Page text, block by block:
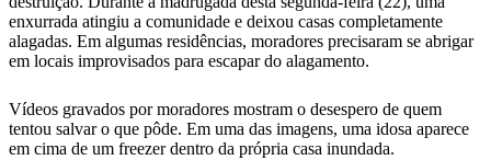
enxurrada atingiu a comunidade e deixou casas completamente
alagadas. Em algumas residências, moradores precisaram se abrigar
em locais improvisados para escapar do alagamento.
Vídeos gravados por moradores mostram o desespero de quem
tentou salvar o que pôde. Em uma das imagens, uma idosa aparece
em cima de um freezer dentro da própria casa inundada.